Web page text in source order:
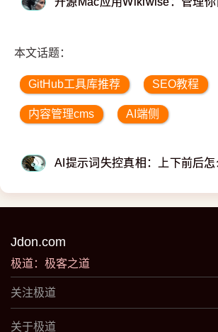
本文话题：
GitHub工具库推荐 SEO教程
内容管理cms AI端侧
AI提示词失控真相：上下前后
Jdon.com
极道：极客之道
关注极道
关于极道